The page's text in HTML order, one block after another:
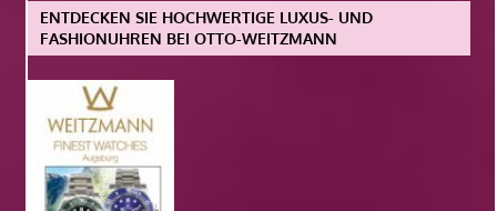
ENTDECKEN SIE HOCHWERTIGE LUXUS- UND
FASHIONUHREN BEI OTTO-WEITZMANN